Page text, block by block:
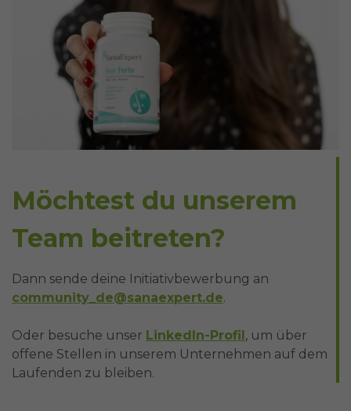
Möchtest du unserem
Team beitreten?
Dann sende deine Initiativbewerbung an
community_de@sanaexpert.de.
Oder besuche unser LinkedIn-Profil, um über
offene Stellen in unserem Unternehmen auf dem
Laufenden zu bleiben.